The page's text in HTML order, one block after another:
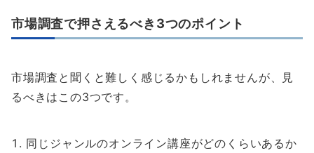
市場調査で押さえるべき3つのポイント
市場調査と聞くと難しく感じるかもしれませんが、見
るべきはこの3つです。
同じジャンルのオンライン講座がどのくらいあるか